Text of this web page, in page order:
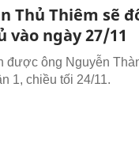
Thủ Thiêm sẽ
vào ngày 27/11
được ông Nguyễn
1, chiều tối 24/11.